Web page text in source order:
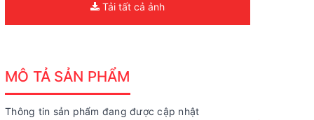
Tải tất cả ảnh
MÔ TẢ SẢN PHẨM
Thông tin sản phẩm đang được cập nhật